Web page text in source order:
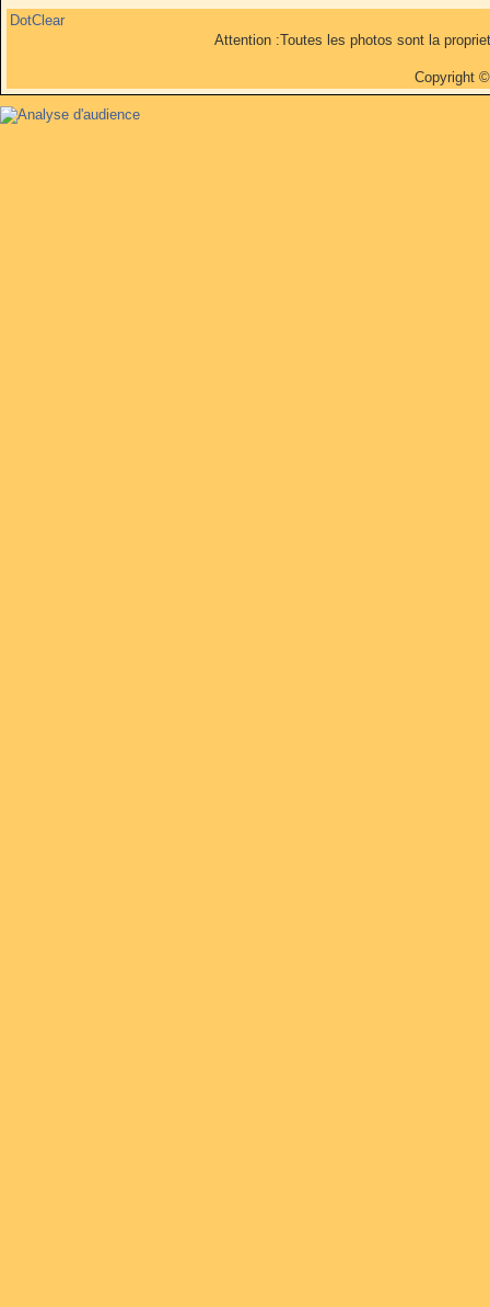
DotClear
Attention :Toutes les photos sont la
Copyright